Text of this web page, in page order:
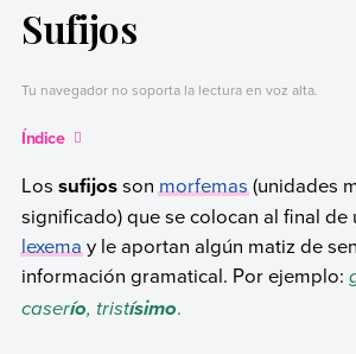
Sufijos
Tu navegador no soporta la lectura en voz alta.
Índice
Los sufijossonmorfemas(unidades
significado) que se colocan al final de
lexemay le aportan algún matiz de
información gramatical. Por ejemplo:
caserío, tristísimo.